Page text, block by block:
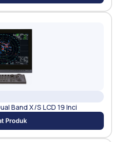
Band X/S LCD 19 Inci
Produk